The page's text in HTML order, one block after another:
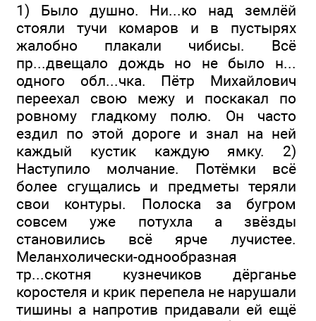
1) Было душно. Ни...ко над землёй
стояли тучи комаров и в пустырях
жалобно плакали чибисы. Всё
пр...двещало дождь но не было н...
одного обл...чка. Пётр Михайлович
переехал свою межу и поскакал по
ровному гладкому полю. Он часто
ездил по этой дороге и знал на ней
каждый кустик каждую ямку. 2)
Наступило молчание. Потёмки всё
более сгущались и предметы теряли
свои контуры. Полоска за бугром
совсем уже потухла а звёзды
становились всё ярче лучистее.
Меланхолически-однообразная
тр...скотня кузнечиков дёрганье
коростеля и крик перепела не нарушали
тишины а напротив придавали ей ещё